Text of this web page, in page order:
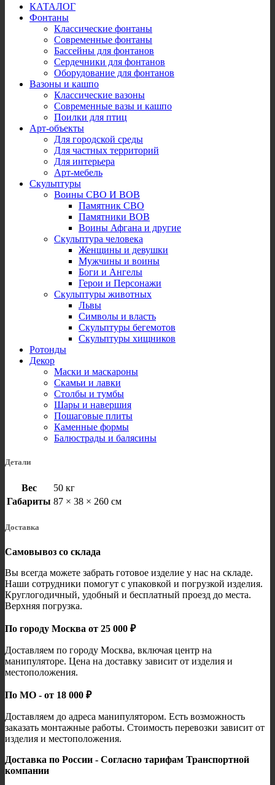
КАТАЛОГ
Фонтаны
Классические фонтаны
Современные фонтаны
Бассейны для фонтанов
Сердечники для фонтанов
Оборудование для фонтанов
Вазоны и кашпо
Классические вазоны
Современные вазы и кашпо
Поилки для птиц
Арт-объекты
Для городской среды
Для частных территорий
Для интерьера
Арт-мебель
Скульптуры
Воины СВО И ВОВ
Памятник СВО
Памятники ВОВ
Воины Афгана и другие
Скульптура человека
Женщины и девушки
Мужчины и воины
Боги и Ангелы
Герои и Персонажи
Скульптуры животных
Львы
Символы и власть
Скульптуры бегемотов
Скульптуры хищников
Ротонды
Декор
Маски и маскароны
Скамьи и лавки
Столбы и тумбы
Шары и навершия
Пошаговые плиты
Каменные формы
Балюстрады и балясины
Детали
Вес
50 кг
Габариты 87 × 38 × 260 см
Доставка
Самовывоз со склада
Вы всегда можете забрать готовое изделие у нас на складе.
Наши сотрудники помогут с упаковкой и погрузкой изделия.
Круглогодичный, удобный и бесплатный проезд до места.
Верхняя погрузка.
По городу Москва от 25 000 ₽
Доставляем по городу Москва, включая центр на
манипуляторе. Цена на доставку зависит от изделия и
местоположения.
По МО - от 18 000 ₽
Доставляем до адреса манипулятором. Есть возможность
заказать монтажные работы. Стоимость перевозки зависит от
изделия и местоположения.
Доставка по России - Согласно тарифам Транспортной
компании